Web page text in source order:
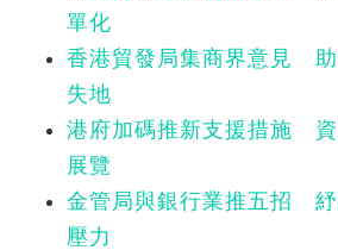
單化
香港貿發局集商界意見 助
失地
港府加碼推新支援措施 資
展覽
金管局與銀行業推五招
壓力